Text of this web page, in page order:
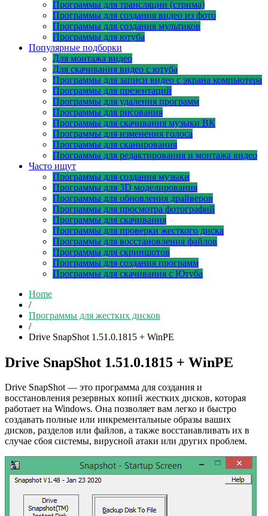
Программы для трансляции (стрима)
Программы для создания видео из фото
Программы для создания мультиков
Программы для ютуба
Популярные подборки
Для монтажа видео
Для скачивания видео с ютуба
Программы для записи видео с экрана компьютера
Программы для презентаций
Программы для удаления программ
Программы для рисования
Программы для скачивания музыки ВК
Программы для изменения голоса
Программы для сканирования
Программы для редактирования и монтажа видео
Часто ищут
Программы для создания музыки
Программы для 3D моделирования
Программы для обновления драйверов
Программы для просмотра фотографий
Программы для скачивания
Программы для проверки жесткого диска
Программы для восстановления файлов
Программы для скриншотов
Программы для создания программ
Программы для скачивания с Ютуба
Home
/
Программы для жестких дисков
/
Drive SnapShot 1.51.0.1815 + WinPE
Drive SnapShot 1.51.0.1815 + WinPE
Drive SnapShot — это программа для создания и
восстановления резервных копий жестких дисков, которая
работает на Windows. Она позволяет вам легко и быстро
создавать полные или инкрементальные образы ваших
дисков, разделов или файлов, а также восстанавливать их в
случае сбоя системы, вирусной атаки или других проблем.